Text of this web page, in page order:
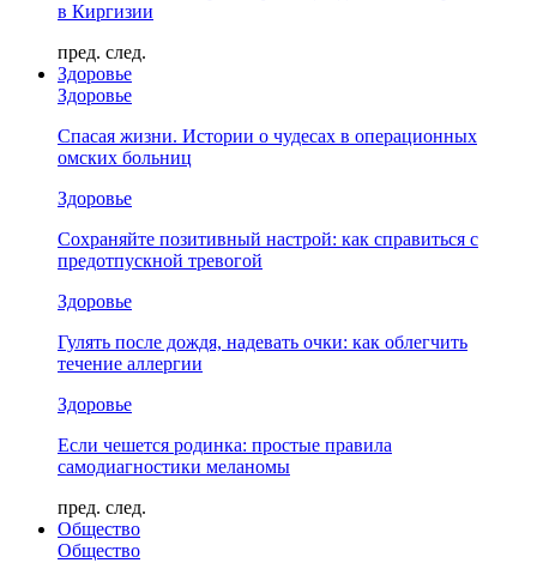
в Киргизии
пред. след.
Здоровье
Здоровье
Спасая жизни. Истории о чудесах в операционных
омских больниц
Здоровье
Сохраняйте позитивный настрой: как справиться с
предотпускной тревогой
Здоровье
Гулять после дождя, надевать очки: как облегчить
течение аллергии
Здоровье
Если чешется родинка: простые правила
самодиагностики меланомы
пред. след.
Общество
Общество